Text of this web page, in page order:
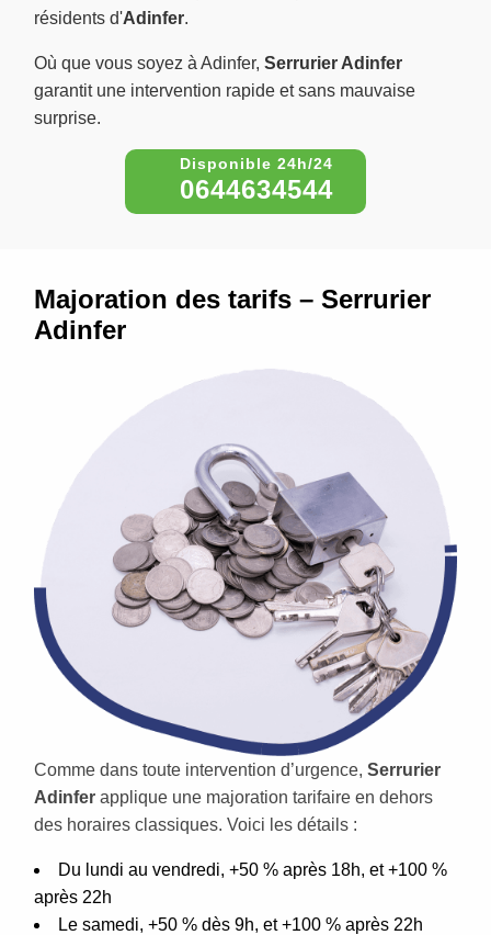
résidents d'Adinfer.
Où que vous soyez à Adinfer, Serrurier Adinfer
garantit une intervention rapide et sans mauvaise
surprise.
0644634544
Majoration des tarifs – Serrurier
Adinfer
Comme dans toute intervention d’urgence, Serrurier
Adinfer applique une majoration tarifaire en dehors
des horaires classiques. Voici les détails :
Du lundi au vendredi, +50 % après 18h, et +100 %
après 22h
Le samedi, +50 % dès 9h, et +100 % après 22h